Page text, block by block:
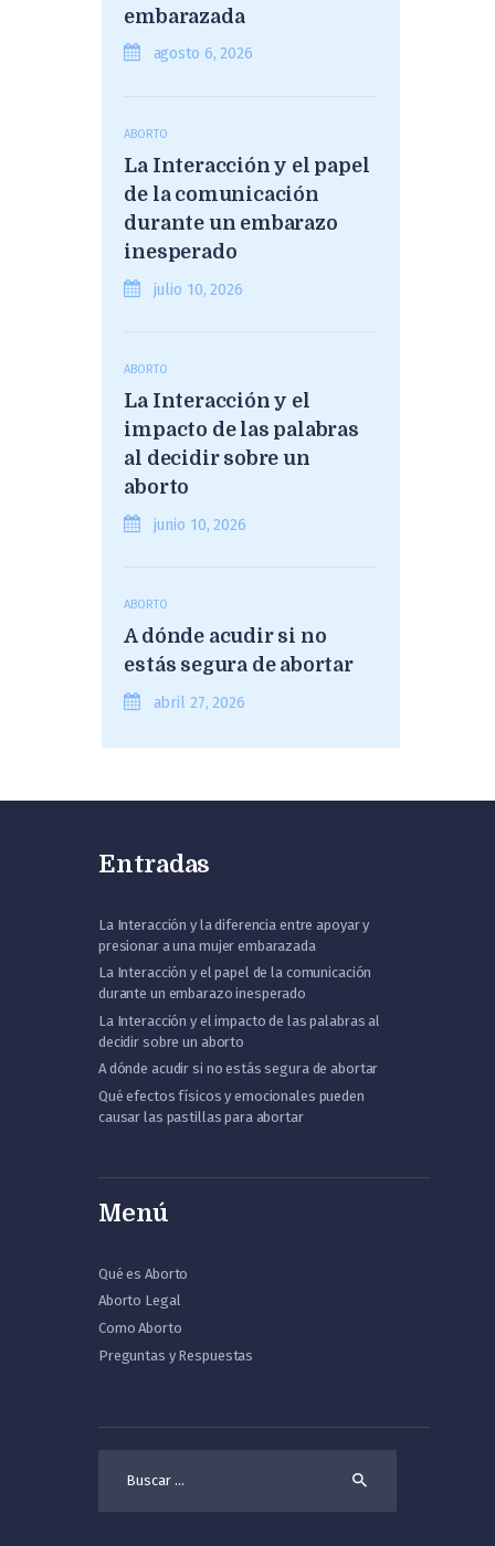
embarazada
agosto 6, 2026
ABORTO
La Interacción y el papel
de la comunicación
durante un embarazo
inesperado
julio 10, 2026
ABORTO
La Interacción y el
impacto de las palabras
al decidir sobre un
aborto
junio 10, 2026
ABORTO
A dónde acudir si no
estás segura de abortar
abril 27, 2026
Entradas
La Interacción y la diferencia entre apoyar y
presionar a una mujer embarazada
La Interacción y el papel de la comunicación
durante un embarazo inesperado
La Interacción y el impacto de las palabras al
decidir sobre un aborto
A dónde acudir si no estás segura de abortar
Qué efectos físicos y emocionales pueden
causar las pastillas para abortar
Menú
Qué es Aborto
Aborto Legal
Como Aborto
Preguntas y Respuestas